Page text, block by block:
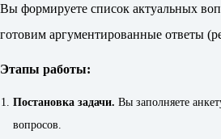
Вы формируете список актуальных
готовим аргументированные ответы
Этапы работы:
Постановка задачи. Вы заполняете
вопросов.